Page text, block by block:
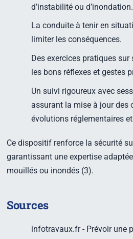
d’instabilité ou d’inondation.
La conduite à tenir en
limiter les conséquences.
Des exercices pratiques sur
les bons réflexes et gestes
Un suivi rigoureux avec
assurant la mise à jour des
évolutions réglementaires et
Ce dispositif renforce la sécurité
garantissant une expertise
mouillés ou inondés (3).
Sources
infotravaux.fr - Prévoir une